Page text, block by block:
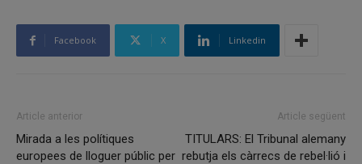
Facebook X Linkedin
Article anterior
Mirada a les polítiques
europees de lloguer públic per
Article següent
TITULARS: El Tribunal alemany
rebutja els càrrecs de rebel·lió i